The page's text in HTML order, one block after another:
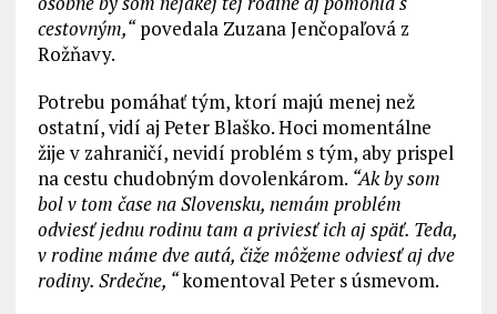
cestovným,“povedala Zuzana Jenčopaľová z
Rožňavy.
Potrebu pomáhať tým, ktorí majú menej než
ostatní, vidí aj Peter Blaško. Hoci momentálne
žije v zahraničí, nevidí problém s tým, aby prispel
na cestu chudobným dovolenkárom. “Ak by som
bol v tom čase na Slovensku, nemám problém
odviesť jednu rodinu tam a priviesť ich aj späť. Teda,
v rodine máme dve autá, čiže môžeme odviesť aj dve
rodiny. Srdečne, “komentoval Peter s úsmevom.